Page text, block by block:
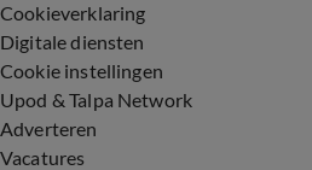
Cookieverklaring
Digitale diensten
Cookie instellingen
Upod & Talpa Network
Adverteren
Vacatures